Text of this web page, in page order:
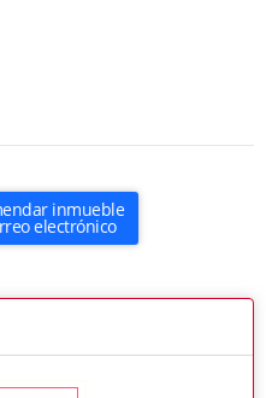
inmueble
electrónico